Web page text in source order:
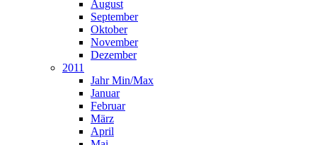
August
September
Oktober
November
Dezember
2011
Jahr Min/Max
Januar
Februar
März
April